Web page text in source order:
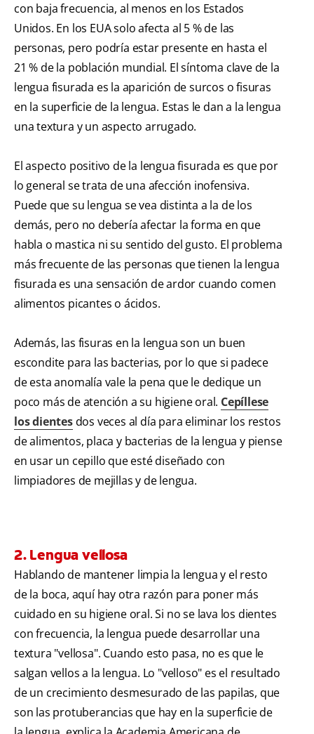
con baja frecuencia, al menos en los Estados
Unidos. En los EUA solo afecta al 5 % de las
personas, pero podría estar presente en hasta el
21 % de la población mundial. El síntoma clave de la
lengua fisurada es la aparición de surcos o fisuras
en la superficie de la lengua. Estas le dan a la lengua
una textura y un aspecto arrugado.
El aspecto positivo de la lengua fisurada es que por
lo general se trata de una afección inofensiva.
Puede que su lengua se vea distinta a la de los
demás, pero no debería afectar la forma en que
habla o mastica ni su sentido del gusto. El problema
más frecuente de las personas que tienen la lengua
fisurada es una sensación de ardor cuando comen
alimentos picantes o ácidos.
Además, las fisuras en la lengua son un buen
escondite para las bacterias, por lo que si padece
de esta anomalía vale la pena que le dedique un
poco más de atención a su higiene oral. Cepíllese
los dientesdos veces al día para eliminar los restos
de alimentos, placa y bacterias de la lengua y piense
en usar un cepillo que esté diseñado con
limpiadores de mejillas y de lengua.
2. Lengua vellosa
Hablando de mantener limpia la lengua y el resto
de la boca, aquí hay otra razón para poner más
cuidado en su higiene oral. Si no se lava los dientes
con frecuencia, la lengua puede desarrollar una
textura "vellosa". Cuando esto pasa, no es que le
salgan vellos a la lengua. Lo "velloso" es el resultado
de un crecimiento desmesurado de las papilas, que
son las protuberancias que hay en la superficie de